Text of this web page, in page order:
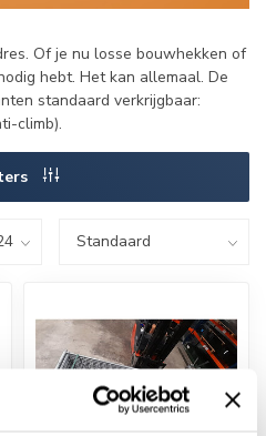
Of je nu losse bouwhekken of
hebt. Het kan allemaal. De
standaard verkrijgbaar:
climb).